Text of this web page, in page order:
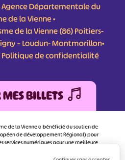
Agence Départementale du
de la Vienne •
de la Vienne (86) Poitiers-
– Loudun- Montmorillon•
Politique de confidentialité
BILLETS
de la Vienne a bénéficié du soutien de
de développement Régional) pour
services numériques pour une meilleure